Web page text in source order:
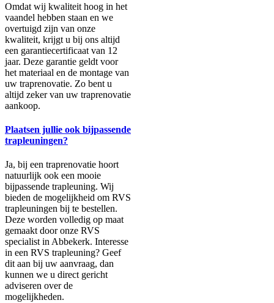
Omdat wij kwaliteit hoog in het
vaandel hebben staan en we
overtuigd zijn van onze
kwaliteit, krijgt u bij ons altijd
een garantiecertificaat van 12
jaar. Deze garantie geldt voor
het materiaal en de montage van
uw traprenovatie. Zo bent u
altijd zeker van uw traprenovatie
aankoop.
Plaatsen jullie ook bijpassende
trapleuningen?
Ja, bij een traprenovatie hoort
natuurlijk ook een mooie
bijpassende trapleuning. Wij
bieden de mogelijkheid om RVS
trapleuningen bij te bestellen.
Deze worden volledig op maat
gemaakt door onze RVS
specialist in Abbekerk. Interesse
in een RVS trapleuning? Geef
dit aan bij uw aanvraag, dan
kunnen we u direct gericht
adviseren over de
mogelijkheden.